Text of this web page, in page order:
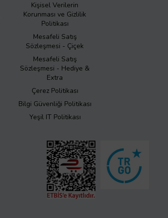
Kişisel Verilerin
Korunması ve Gizlilik
Politikası
Mesafeli Satış
Sözleşmesi - Çiçek
Mesafeli Satış
Sözleşmesi - Hediye &
Extra
Çerez Politikası
Bilgi Güvenliği Politikası
Yeşil IT Politikası